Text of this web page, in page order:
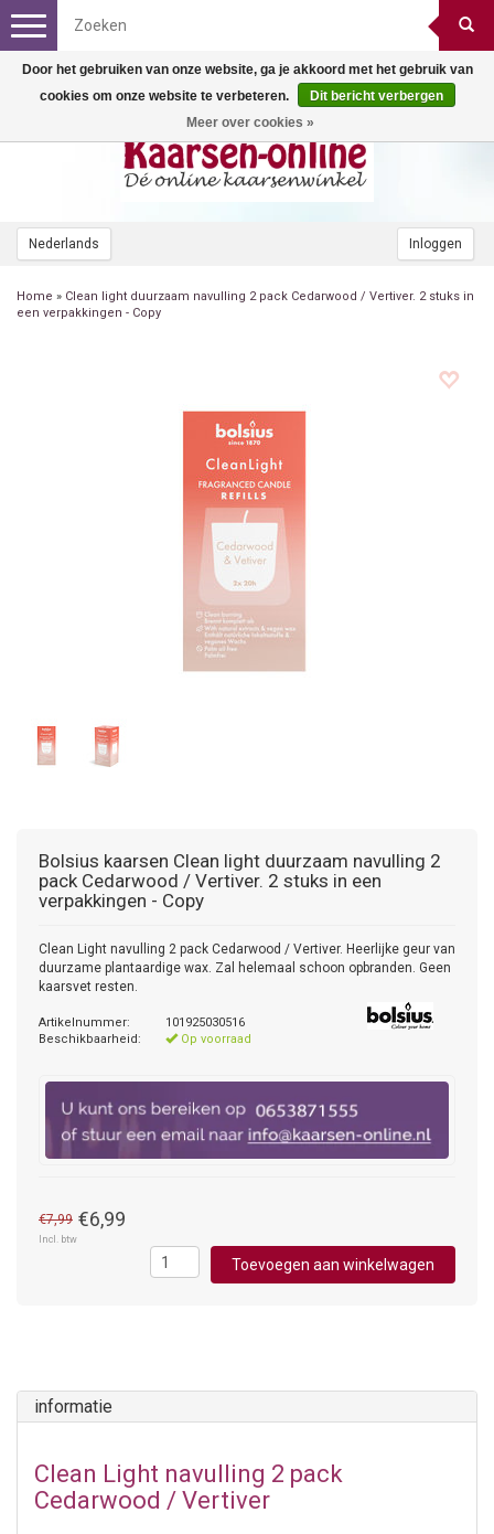
Nederlands Inloggen
Toggle
navigation
Home » Clean light duurzaam navulling 2 pack Cedarwood / Vertiver. 2 stuks in
een verpakkingen - Copy
Bolsius kaarsen Clean light duurzaam navulling 2
pack Cedarwood / Vertiver. 2 stuks in een
verpakkingen - Copy
Clean Light navulling 2 pack Cedarwood / Vertiver. Heerlijke geur van
duurzame plantaardige wax. Zal helemaal schoon opbranden. Geen
kaarsvet resten.
Artikelnummer:
101925030516
Beschikbaarheid:
Op voorraad
€7,99 €6,99
Incl. btw
Toevoegen aan winkelwagen
informatie
Clean Light navulling 2 pack
Cedarwood / Vertiver
Door het gebruiken van onze website, ga je akkoord met het gebruik van
cookies om onze website te verbeteren.
Dit bericht verbergen
Meer over cookies »